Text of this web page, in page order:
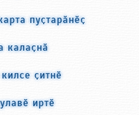
пуҫтарӑнӗҫ
калаҫнӑ
ҫитнӗ
иртӗ